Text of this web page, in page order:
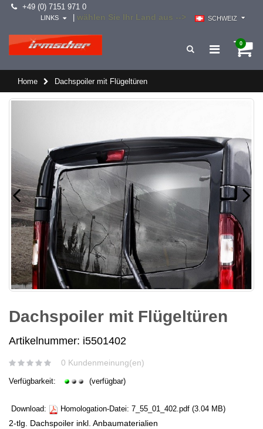
+49 (0) 7151 971 0
wählen Sie Ihr Land aus --> SCHWEIZ
LINKS
0
Home Dachspoiler mit Flügeltüren
Dachspoiler mit Flügeltüren
Artikelnummer: i5501402
0 Kundenmeinung(en)
Verfügbarkeit: (verfügbar)
Download: Homologation-Datei: 7_55_01_402.pdf (3.04 MB)
2-tlg. Dachspoiler inkl. Anbaumaterialien